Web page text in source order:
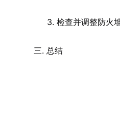
3. 检查并调整防火
三. 总结